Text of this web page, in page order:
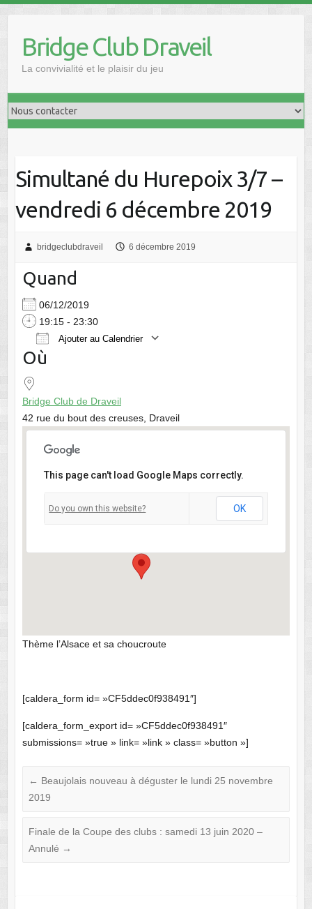
contentBridge Club Draveil
La convivialité et le plaisir du jeu
Simultané du Hurepoix 3/7 –
vendredi 6 décembre 2019
bridgeclubdraveil 6 décembre 2019
Quand
06/12/2019
19:15 - 23:30
Ajouter au Calendrier
Où
Bridge Club de Draveil
42 rue du bout des creuses, Draveil
This page can't load Google Maps correctly.
Do you own this website? OK
Thème l’Alsace et sa choucroute
[caldera_form id= »CF5ddec0f938491″]
[caldera_form_export id= »CF5ddec0f938491″
submissions= »true » link= »link » class= »button »]
← Beaujolais nouveau à déguster le lundi 25 novembre
2019
Finale de la Coupe des clubs : samedi 13 juin 2020 –
Annulé →